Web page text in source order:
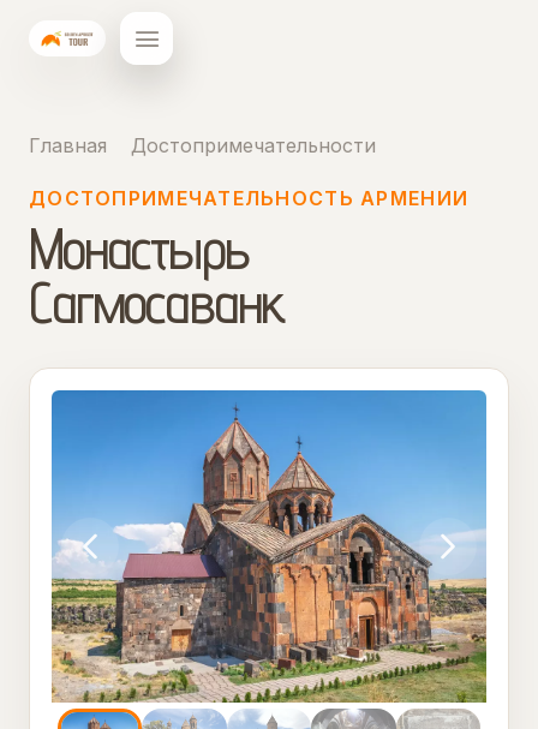
Главная Достопримечательности
ДОСТОПРИМЕЧАТЕЛЬНОСТЬ АРМЕНИИ
Монастырь
Сагмосаванк